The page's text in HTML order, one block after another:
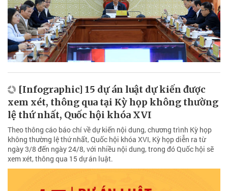
[Infographic] 15 dự án luật dự kiến được
xem xét, thông qua tại Kỳ họp không thường
lệ thứ nhất, Quốc hội khóa XVI
Theo thông cáo báo chí về dự kiến nội dung, chương trình Kỳ họp
không thường lệ thứ nhất, Quốc hội khóa XVI, Kỳ họp diễn ra từ
ngày 3/8 đến ngày 24/8, với nhiều nội dung, trong đó Quốc hội sẽ
xem xét, thông qua 15 dự án luật.